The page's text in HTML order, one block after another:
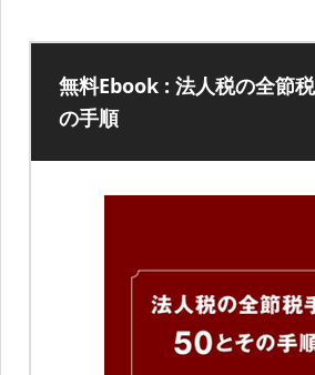
無料Ebook : 法人税の全節
の手順